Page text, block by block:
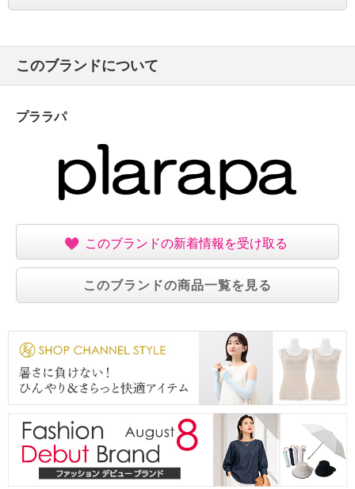
このブランドについて
プララパ
このブランドの新着情報を受け取る
このブランドの商品一覧を見る